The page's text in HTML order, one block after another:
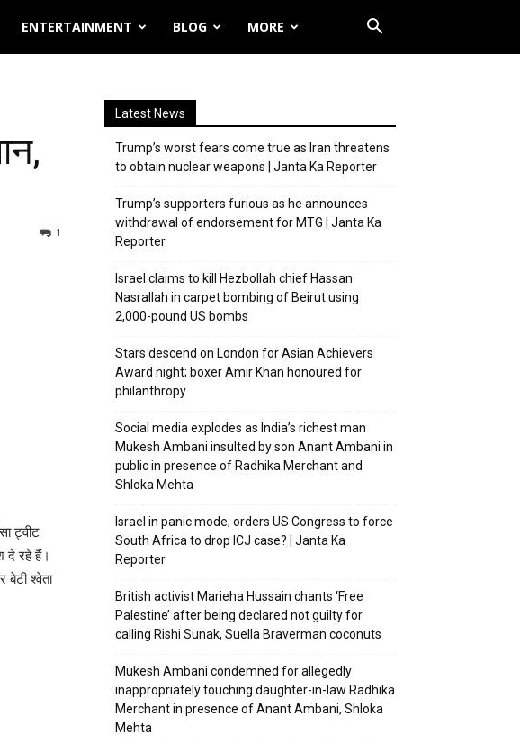
ENTERTAINMENT BLOG MORE
1
ट्वीट
दे रहे हैं।
श्वेता
Latest News
Trump’s worst fears come true as Iran threatens
to obtain nuclear weapons | Janta Ka Reporter
Trump’s supporters furious as he announces
withdrawal of endorsement for MTG | Janta Ka
Reporter
Israel claims to kill Hezbollah chief Hassan
Nasrallah in carpet bombing of Beirut using
2,000-pound US bombs
Stars descend on London for Asian Achievers
Award night; boxer Amir Khan honoured for
philanthropy
Social media explodes as India’s richest man
Mukesh Ambani insulted by son Anant Ambani in
public in presence of Radhika Merchant and
Shloka Mehta
Israel in panic mode; orders US Congress to force
South Africa to drop ICJ case? | Janta Ka
Reporter
British activist Marieha Hussain chants ‘Free
Palestine’ after being declared not guilty for
calling Rishi Sunak, Suella Braverman coconuts
Mukesh Ambani condemned for allegedly
inappropriately touching daughter-in-law Radhika
Merchant in presence of Anant Ambani, Shloka
Mehta